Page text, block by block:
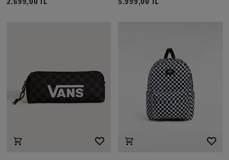
2.699,00 TL 5.999,00 TL